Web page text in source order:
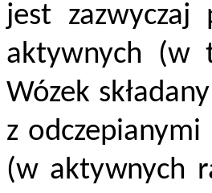
jest
aktywnych (w
Wózek
z
(w aktywnych